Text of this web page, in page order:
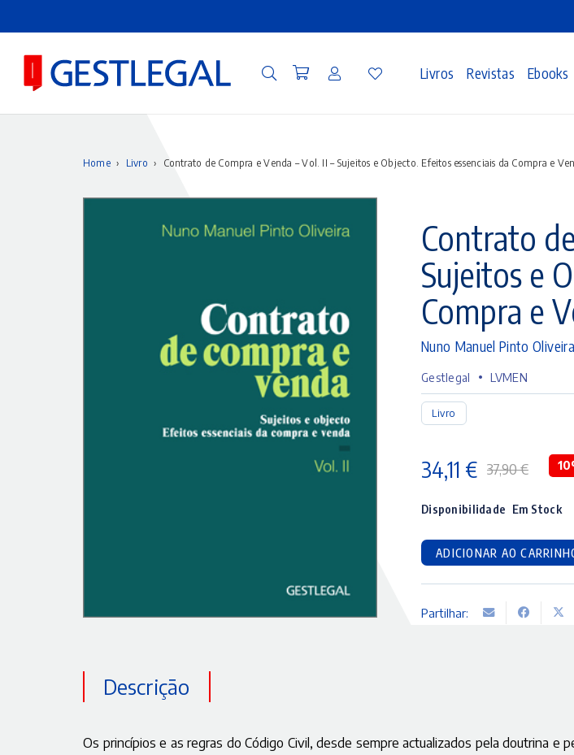
Livros Revistas Ebooks
Home › Livro › Contrato de Compra e Venda – Vol. II – Sujeitos e Objecto. Efeitos essenciais da Compra e
Contrato
Sujeitos e
Compra e
Nuno Manuel Pinto Oliveira
Gestlegal • LVMEN
Livro
37,90€
preço
era:
34,11 €
preço
atual
é:
Disponibilidade Em Stock
ADICIONAR AO
Partilhar:
Descrição
Os princípios e as regras do Código Civil, desde sempre actualizados pela doutrina e